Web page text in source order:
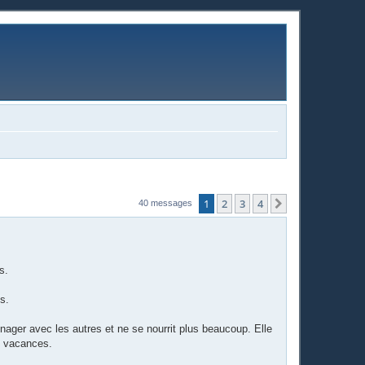
40 messages 1 2 3 4
avec les autres et ne se nourrit plus beaucoup. Elle